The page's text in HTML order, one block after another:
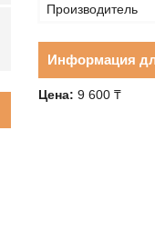
Производитель
Информация
Цена: 9 600 ₸